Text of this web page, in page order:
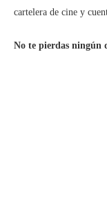
cartelera de cine y
No te pierdas ningún